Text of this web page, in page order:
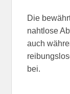
Die
nahtlose
auch
bei.